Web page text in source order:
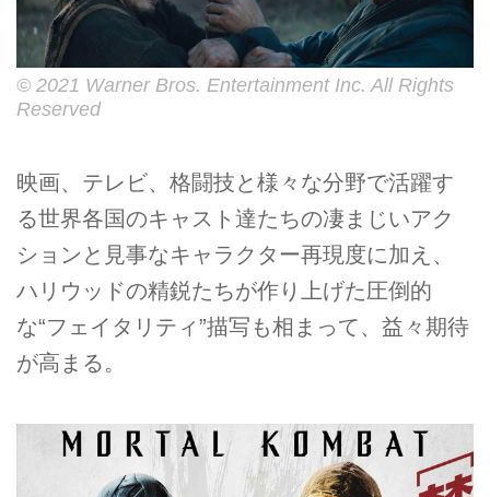
© 2021 Warner Bros. Entertainment Inc. All Rights
Reserved
映画、テレビ、格闘技と様々な分野で活躍す
る世界各国のキャスト達たちの凄まじいアク
ションと見事なキャラクター再現度に加え、
ハリウッドの精鋭たちが作り上げた圧倒的
な“フェイタリティ”描写も相まって、益々期待
が高まる。